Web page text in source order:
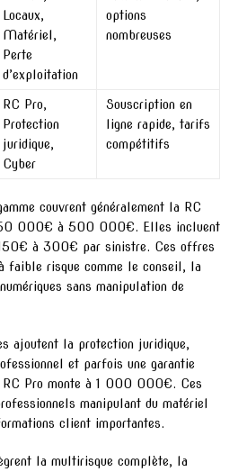
Locaux,
Matériel,
Perte
d’exploitation
options
nombreuses
RC Pro,
Protection
juridique,
Cyber
Souscription en
ligne rapide, tarifs
compétitifs
couvrent généralement la RC
000€ à 500 000€. Elles incluent
à 300€ par sinistre. Ces offres
faible risque comme le conseil, la
sans manipulation de
ajoutent la protection juridique,
et parfois une garantie
Pro monte à 1 000 000€. Ces
manipulant du matériel
client importantes.
la multirisque complète, la